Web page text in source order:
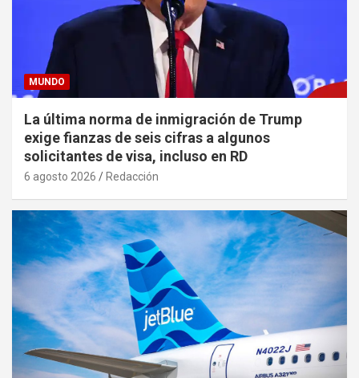
MUNDO
La última norma de inmigración de Trump
exige fianzas de seis cifras a algunos
solicitantes de visa, incluso en RD
6 agosto 2026 Redacción